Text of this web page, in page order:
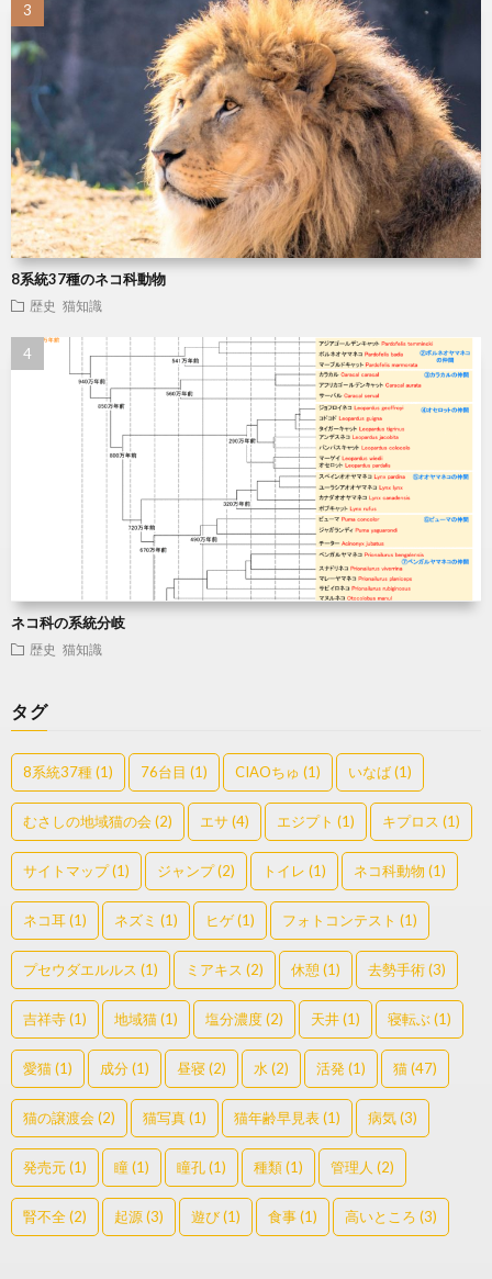
8系統37種のネコ科動物
歴史 猫知識
ネコ科の系統分岐
歴史 猫知識
タグ
8系統37種(1) 76台目 (1) CIAOちゅ (1) いなば(1)
むさしの地域猫の会 (2) エサ(4) エジプト (1) キプロス (1)
サイトマップ(1) ジャンプ(2) トイレ (1) ネコ科動物 (1)
ネコ耳(1) ネズミ (1) ヒゲ(1) フォトコンテスト (1)
プセウダエルルス (1) ミアキス (2) 休憩 (1) 去勢手術(3)
吉祥寺(1) 地域猫(1) 塩分濃度(2) 天井(1) 寝転ぶ(1)
愛猫(1) 成分(1) 昼寝(2) 水 (2) 活発(1) 猫(47)
猫の譲渡会 (2) 猫写真(1) 猫年齢早見表(1) 病気(3)
発売元(1) 瞳(1) 瞳孔(1) 種類(1) 管理人 (2)
腎不全(2) 起源(3) 遊び(1) 食事(1) 高いところ (3)